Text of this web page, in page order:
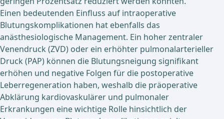
Einen bedeutenden Einfluss auf intraoperative
Blutungskomplikationen hat ebenfalls das
anästhesiologische Management. Ein hoher zentraler
Venendruck (ZVD) oder ein erhöhter pulmonalarterieller
Druck (PAP) können die Blutungsneigung signifikant
erhöhen und negative Folgen für die postoperative
Leberregeneration haben, weshalb die präoperative
Abklärung kardiovaskulärer und pulmonaler
Erkrankungen eine wichtige Rolle hinsichtlich der